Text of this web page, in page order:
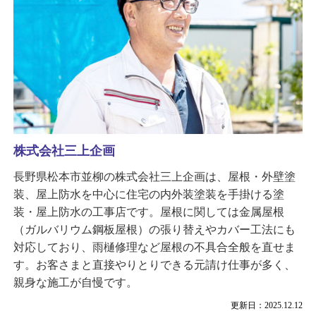
更新日：2025.12.12
株式会社三上企画
長野県松本市並柳の株式会社三上企画は、屋根・外壁塗
装、屋上防水を中心に住宅の内外装塗装を手掛ける塗
装・屋上防水の工事店です。屋根に関しては金属屋根
（ガルバリウム鋼板屋根）の張り替えやカバー工法にも
対応しており、雨樋修理など屋根の不具合全般を直せま
す。お客さまと直接やりとりできる元請け仕事が多く、
親身な施工が自慢です。